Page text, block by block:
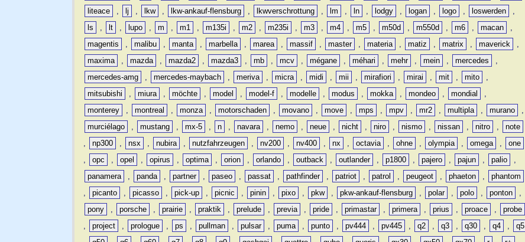
liteace
, lj , lkw , lkw-ankauf-flensburg , lkwverschrottung , lm , ln , lodgy , logan , logo , loswerden
,
ls
, lt , lupo , m , m1 , m135i , m2 , m235i , m3 , m4 , m5 , m50d , m550d , m6 , macan
,
magentis
, malibu , manta , marbella , marea , massif , master , materia , matiz , matrix , maverick
,
maxima
, mazda , mazda2 , mazda3 , mb , mcv , mégane , méhari , mehr , mein , mercedes
,
mercedes-amg
, mercedes-maybach , meriva , micra , midi , mii , mirafiori , mirai , mit , mito
,
mitsubishi
, miura , möchte , model , model-f , modelle , modus , mokka , mondeo , mondial
,
monterey
, montreal , monza , motorschaden , movano , move , mps , mpv , mr2 , multipla , murano
,
murciélago
, mustang , mx-5 , n , navara , nemo , neue , nicht , niro , nismo , nissan , nitro ,
note
,
np300 , nsx , nubira , nutzfahrzeugen , nv200 , nv400 , nx , octavia , ohne , olympia , omega ,
one
,
opc , opel , opirus , optima , orion , orlando , outback , outlander , p1800 , pajero , pajun , palio
,
panamera
, panda , partner , paseo , passat , pathfinder , patriot , patrol , peugeot , phaeton ,
phantom
,
picanto , picasso , pick-up , picnic , pinin , pixo , pkw , pkw-ankauf-flensburg , polar , polo , ponton
,
pony
, porsche , prairie , praktik , prelude , previa , pride , primastar , primera , prius , proace ,
probe
,
project , prologue , ps , pullman , pulsar , puma , punto , pv444 , pv445 , q2 , q3 , q30 , q4 ,
q5